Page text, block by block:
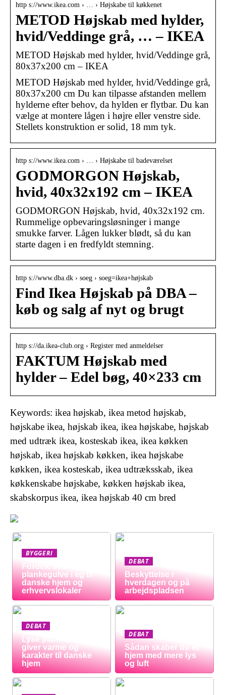
http s://www.ikea.com › … › Højskabe til køkkenet
METOD Højskab med hylder,
hvid/Veddinge grå, … – IKEA
METOD Højskab med hylder, hvid/Veddinge grå,
80x37x200 cm – IKEA
METOD Højskab med hylder, hvid/Veddinge grå,
80x37x200 cm Du kan tilpasse afstanden mellem
hylderne efter behov, da hylden er flytbar. Du kan
vælge at montere lågen i højre eller venstre side.
Stellets konstruktion er solid, 18 mm tyk.
http s://www.ikea.com › … › Højskabe til badeværelset
GODMORGON Højskab,
hvid, 40x32x192 cm – IKEA
GODMORGON Højskab, hvid, 40x32x192 cm.
Rummelige opbevaringsløsninger i mange
smukke farver. Lågen lukker blødt, så du kan
starte dagen i en fredfyldt stemning.
http s://www.dba.dk › soeg › soeg=ikea+højskab
Find Ikea Højskab på DBA –
køb og salg af nyt og brugt
http s://da.ikea-club.org › Register med anmeldelser
FAKTUM Højskab med
hylder – Edel bøg, 40×233 cm
Keywords: ikea højskab, ikea metod højskab,
højskabe ikea, højskab ikea, ikea højskabe, højskab
med udtræk ikea, kosteskab ikea, ikea køkken
højskab, ikea højskab køkken, ikea højskabe
køkken, ikea kosteskab, ikea udtræksskab, ikea
køkkenskabe højskabe, køkken højskab ikea,
skabskorpus ikea, ikea højskab 40 cm bred
BYGGERI
Fordele ved
plankegulve i eg til
danske hjem og
erhvervslokaler
DEBAT
Beskyttelse i
hverdagen og på
arbejdspladsen
DEBAT
Lyse plankeborde
giver varme og
karakter til danske
hjem
DEBAT
Sådan skaber du et
hjem med mere lys
og luft